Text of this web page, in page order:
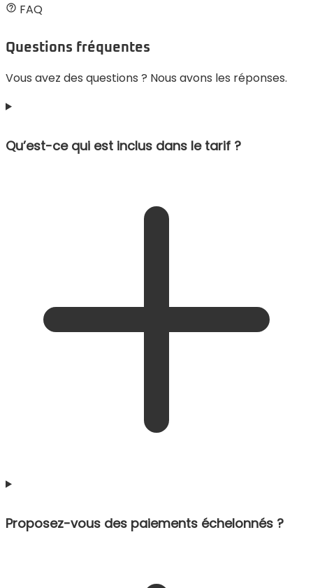
FAQ
Questions fréquentes
Vous avez des questions ? Nous avons les réponses.
Qu’est-ce qui est inclus dans le tarif ?
Proposez-vous des paiements échelonnés ?